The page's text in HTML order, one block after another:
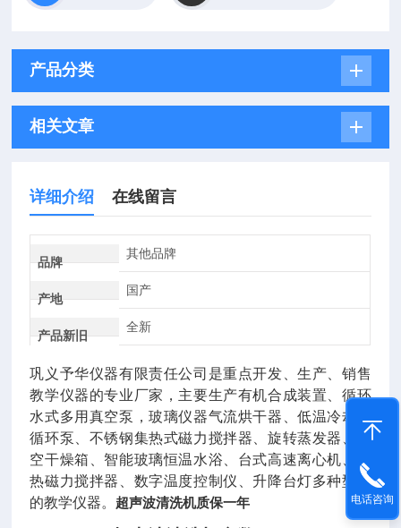
产品分类
相关文章
详细介绍 在线留言
品牌
其他品牌
产地
国产
产品新旧
全新
巩义予华仪器有限责任公司是重点开发、生产、销售
教学仪器的专业厂家，主要生产有机合成装置、循环
水式多用真空泵，玻璃仪器气流烘干器、低温冷却液
循环泵、不锈钢集热式磁力搅拌器、旋转蒸发器、真
空干燥箱、智能玻璃恒温水浴、台式高速离心机、加
热磁力搅拌器、数字温度控制仪、升降台灯多种型号
的教学仪器。 超声波清洗机质保一年 电话咨询